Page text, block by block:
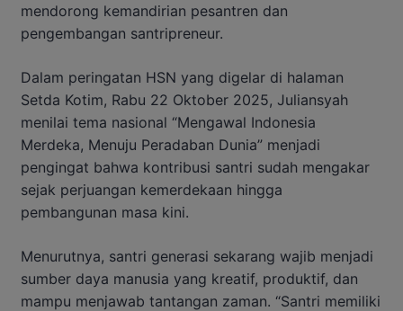
mendorong kemandirian pesantren dan
pengembangan santripreneur.
Dalam peringatan HSN yang digelar di halaman
Setda Kotim, Rabu 22 Oktober 2025, Juliansyah
menilai tema nasional “Mengawal Indonesia
Merdeka, Menuju Peradaban Dunia” menjadi
pengingat bahwa kontribusi santri sudah mengakar
sejak perjuangan kemerdekaan hingga
pembangunan masa kini.
Menurutnya, santri generasi sekarang wajib menjadi
sumber daya manusia yang kreatif, produktif, dan
mampu menjawab tantangan zaman. “Santri memiliki